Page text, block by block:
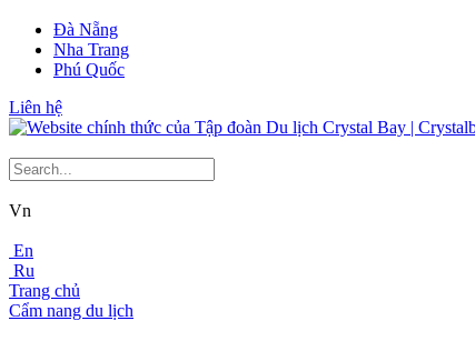
Đà Nẵng
Nha Trang
Phú Quốc
Liên hệ
Vn
En
Ru
Trang chủ
Cẩm nang du lịch